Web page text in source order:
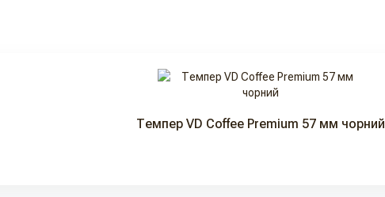
Темпер VD Coffee Premium 57 мм чорний